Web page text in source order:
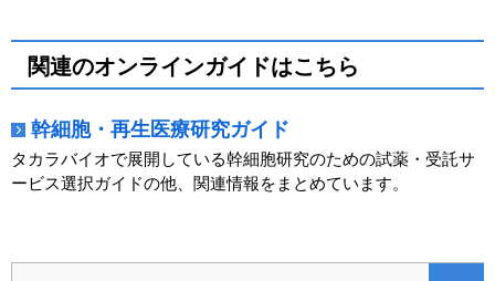
関連のオンラインガイドはこちら
幹細胞・再生医療研究ガイド
タカラバイオで展開している幹細胞研究のための試薬・受託サ
ービス選択ガイドの他、関連情報をまとめています。